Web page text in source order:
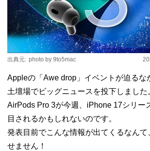
出典元: photo by 9to5mac
Appleの「Awe drop」イベントが迫るな
土壇場でビッグニュースを投下しました
AirPods Pro 3が今週、iPhone 17シリー
目されるかもしれないのです。
発表目前でこんな情報が出てくるなん
せません！